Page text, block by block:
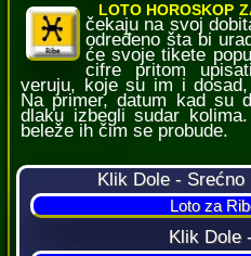
LOTO HOROSKOP
čekaju na svoj
određeno šta bi
će svoje tikete
cifre pritom
veruju, koje su im i
Na primer, datum kad su
dlaku izbegli sudar
beleže ih čim se probude.